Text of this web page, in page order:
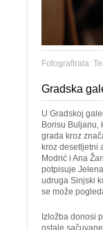
Fotografirala:
Gradska
U Gradskoj
Borisu Buljanu,
grada kroz
kroz desetljetni
Modrić i Ana
potpisuje
udruga Sinjski
se može
Izložba donosi
ostale